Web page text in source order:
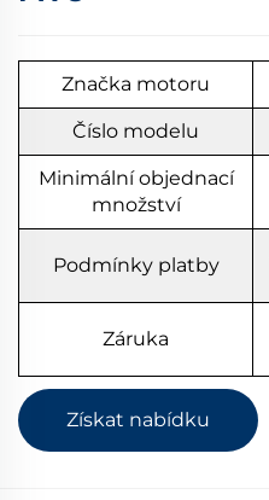
Značka motoru
Číslo modelu
Minimální objednací
množství
Podmínky platby
Záruka
Získat nabídku